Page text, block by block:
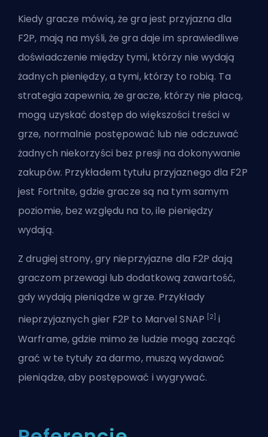
Kiedy gracze mówią, że gra jest przyjazna dla
F2P, mają na myśli, że gra daje im sprawiedliwe
doświadczenie między tymi, którzy nie wydają
żadnych pieniędzy, a tymi, którzy to robią. Ta
strategia zapewnia, że gracze, którzy nie płacą,
mogą uzyskać dostęp do większości treści w
grze, normalnie postępować lub nie odczuwać
żadnych niekorzyści bez presji na dokonywanie
zakupów. Przykładem tytułu przyjaznego dla F2P
jest Fortnite, gdzie gracze są na tym samym
poziomie, bez względu na to, ile pieniędzy
wydają.
Z drugiej strony, gry nieprzyjazne dla F2P dają
graczom przewagi lub dodatkową zawartość,
gdy wydają pieniądze w grze. Przykłady
nieprzyjaznych gier F2P to Marvel SNAP
[2] i
Warframe, gdzie mimo że ludzie mogą zacząć
grać w te tytuły za darmo, muszą wydawać
pieniądze, aby postępować i wygrywać.